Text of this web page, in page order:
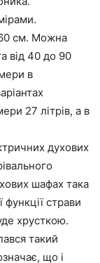
см. Можна
від 40 до 90
в
27 літрів, а в
духових
шафах така
страви
хрусткою.
такий
що і